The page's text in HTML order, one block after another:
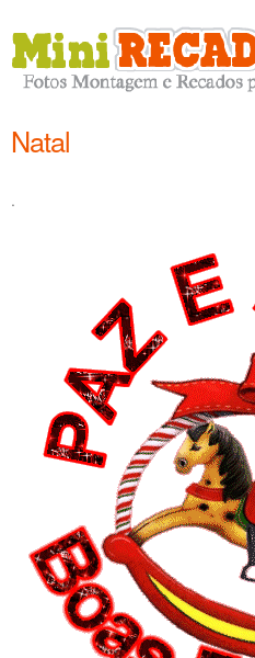
Natal
.